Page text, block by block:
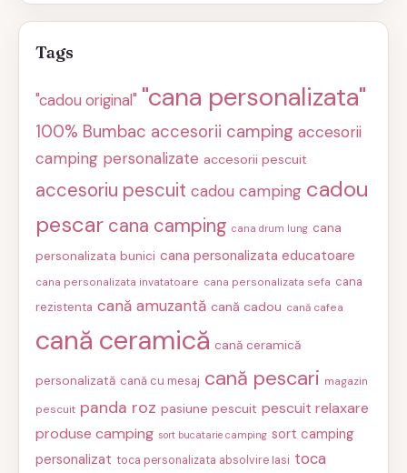
Tags
"cadou original" "cana personalizata"
100% Bumbac accesorii camping accesorii
camping personalizate accesorii pescuit
accesoriu pescuit cadou camping cadou
pescar cana camping cana drum lung cana
personalizata bunici cana personalizata educatoare
cana personalizata invatatoare cana personalizata sefa cana
rezistenta cană amuzantă cană cadou cană cafea
cană ceramică cană ceramică
personalizată cană cu mesaj cană pescari magazin
pescuit panda roz pasiune pescuit pescuit relaxare
produse camping sort bucatarie camping sort camping
personalizat toca personalizata absolvire Iasi toca